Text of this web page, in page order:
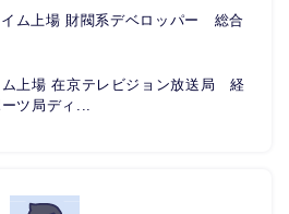
ム上場 財閥系デベロッパー 総合
ム上場 在京テレビジョン放送局 経
ツ局ディ...